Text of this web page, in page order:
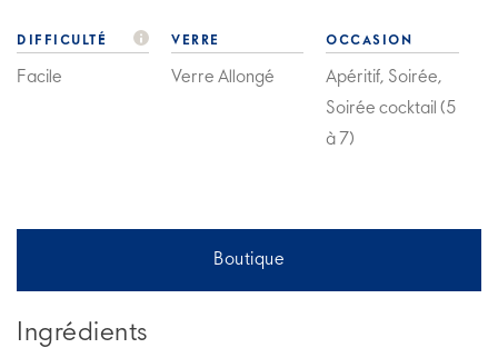
DIFFICULTÉ
Facile
VERRE
Verre Allongé
OCCASION
Apéritif, Soirée,
Soirée cocktail (5
à 7)
Boutique
Ingrédients